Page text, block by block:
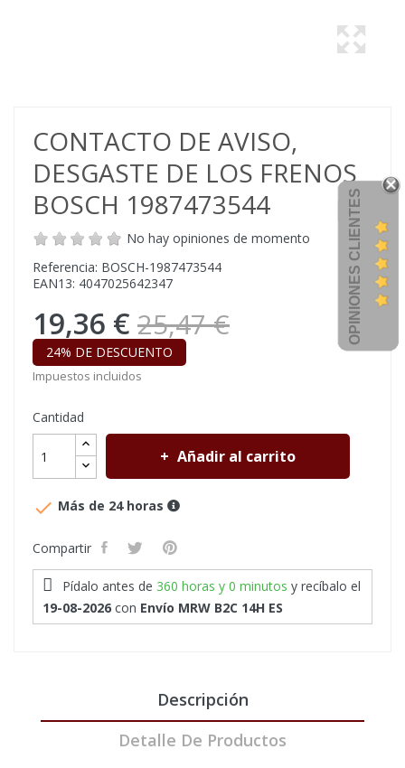
CONTACTO DE AVISO,
DESGASTE DE LOS FRENOS
BOSCH 1987473544
No hay opiniones de momento
Referencia: BOSCH-1987473544
EAN13: 4047025642347
19,36 € 25,47 €
24% DE DESCUENTO
Impuestos incluidos
Cantidad
Añadir al carrito
 Más de 24 horas
Compartir
Pídalo antes de 360 horas y 0 minutos y recíbalo el
19-08-2026 con Envío MRW B2C 14H ES
Descripción
Detalle De Productos
OPINIONES CLIENTES